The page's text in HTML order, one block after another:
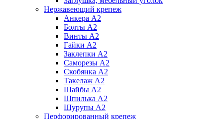
Нержавеющий крепеж
Анкера А2
Болты А2
Винты А2
Гайки А2
Заклепки А2
Саморезы А2
Скобянка А2
Такелаж А2
Шайбы А2
Шпилька А2
Шурупы А2
Перфорированный крепеж